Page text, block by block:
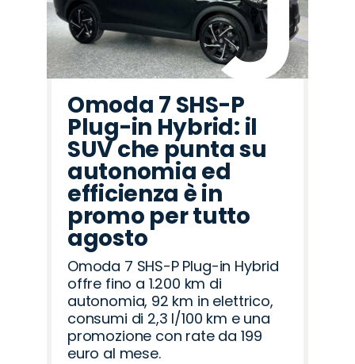
Omoda 7 SHS-P
Plug-in Hybrid: il
SUV che punta su
autonomia ed
efficienza è in
promo per tutto
agosto
Omoda 7 SHS-P Plug-in Hybrid
offre fino a 1.200 km di
autonomia, 92 km in elettrico,
consumi di 2,3 l/100 km e una
promozione con rate da 199
euro al mese.